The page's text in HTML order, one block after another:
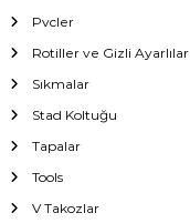
Pvcler
Rotiller ve Gizli Ayarlılar
Sıkmalar
Stad Koltuğu
Tapalar
Tools
V Takozlar